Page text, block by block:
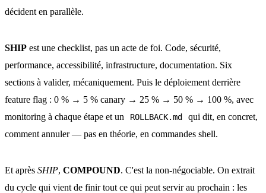
décident en parallèle.
SHIP est une checklist, pas un acte de foi. Code, sécurité,
performance, accessibilité, infrastructure, documentation. Six
sections à valider, mécaniquement. Puis le déploiement derrière
feature flag : 0 % → 5 % canary → 25 % → 50 % → 100 %, avec
monitoring à chaque étape et un
ROLLBACK.md
qui dit, en concret,
comment annuler — pas en théorie, en commandes shell.
Et après SHIP, COMPOUND. C'est la non-négociable. On extrait
du cycle qui vient de finir tout ce qui peut servir au prochain : les